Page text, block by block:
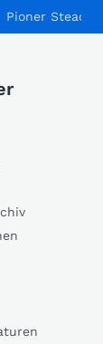
Pioner Steady